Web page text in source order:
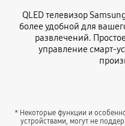
QLED телевизор
более удобной для
развлечений.
управление смарт-
* Некоторые функции и
устройствами, могут не